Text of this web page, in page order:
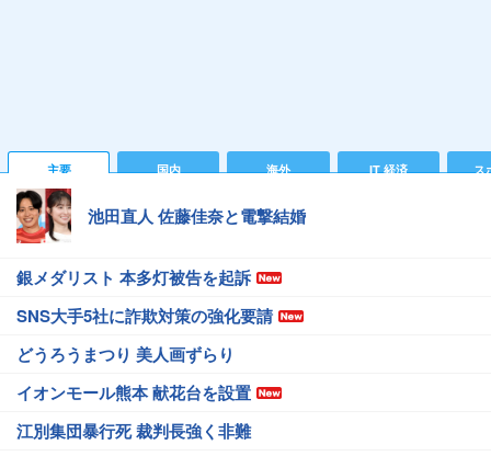
主要 国内 海外 IT 経済 ス
池田直人 佐藤佳奈と電撃結婚
銀メダリスト 本多灯被告を起訴
SNS大手5社に詐欺対策の強化要請
どうろうまつり 美人画ずらり
イオンモール熊本 献花台を設置
江別集団暴行死 裁判長強く非難